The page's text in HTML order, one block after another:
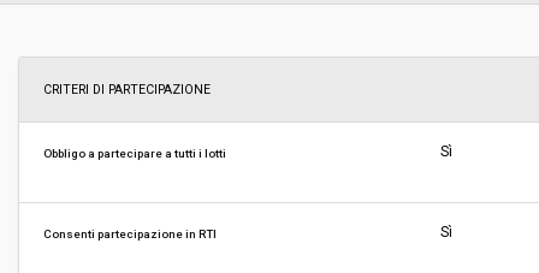
Data pubblicazione:
Svolgimento:
CRITERI DI PARTECIPAZIONE
Obbligo a partecipare a tutti i lotti Sì
Consenti partecipazione in RTI Sì